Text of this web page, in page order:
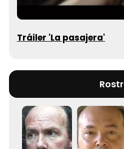
Tráiler 'La pasajera'